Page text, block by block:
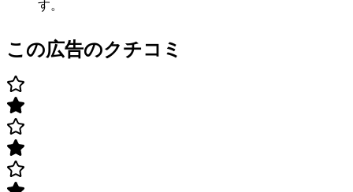
す。
この広告のクチコミ